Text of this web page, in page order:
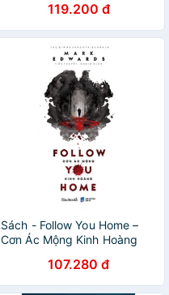
119.200 đ
Sách - Follow You Home –
Cơn Ác Mộng Kinh Hoàng
107.280 đ